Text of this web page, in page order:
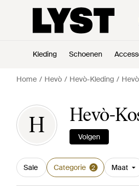
Kleding Schoenen
Home Hevò Hevò-Kleding
H Hevò-
Volgen
Sale Categorie 2 Maat